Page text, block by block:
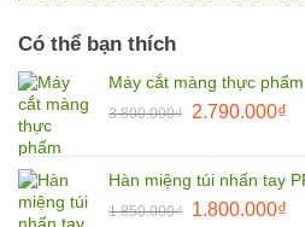
Có thể bạn thích
Máy cắt màng thực phẩm
3.800.000₫
Giá
3.800.000₫.
2.790.000₫Giá
là:
Hàn miệng túi nhấn tay
1.850.000₫
Giá
1.800.000₫Giá